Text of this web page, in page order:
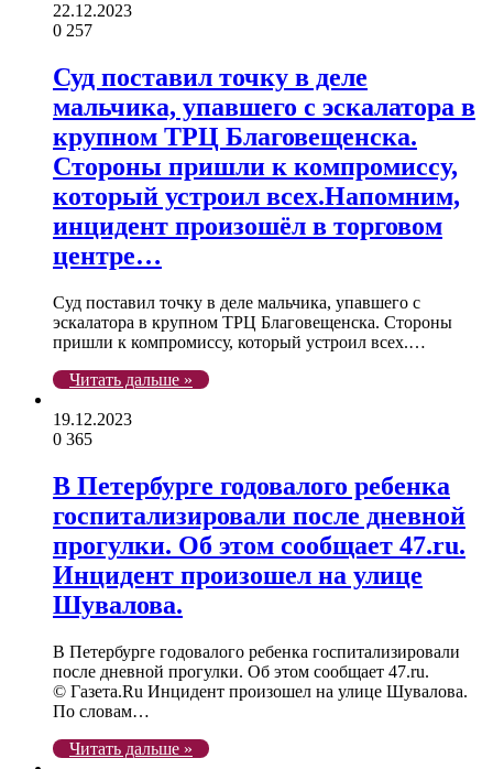
22.12.2023
0 257
Суд поставил точку в деле
мальчика, упавшего с эскалатора в
крупном ТРЦ Благовещенска.
Стороны пришли к компромиссу,
который устроил всех.Напомним,
инцидент произошёл в торговом
центре…
Суд поставил точку в деле мальчика, упавшего с
эскалатора в крупном ТРЦ Благовещенска. Стороны
пришли к компромиссу, который устроил всех.…
Читать дальше »
19.12.2023
0 365
В Петербурге годовалого ребенка
госпитализировали после дневной
прогулки. Об этом сообщает 47.ru.
Инцидент произошел на улице
Шувалова.
В Петербурге годовалого ребенка госпитализировали
после дневной прогулки. Об этом сообщает 47.ru.
© Газета.Ru Инцидент произошел на улице Шувалова.
По словам…
Читать дальше »